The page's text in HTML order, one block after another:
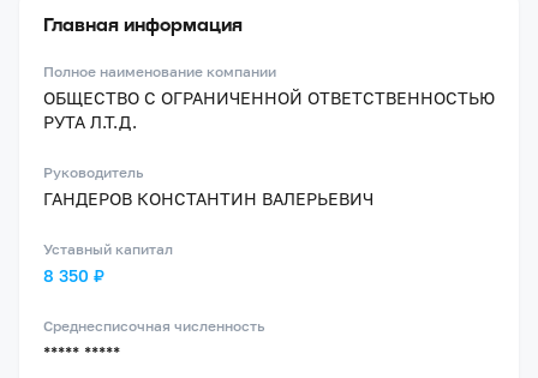
Главная информация
Полное наименование компании
ОБЩЕСТВО С ОГРАНИЧЕННОЙ ОТВЕТСТВЕННОСТЬЮ
РУТА Л.Т.Д.
Руководитель
ГАНДЕРОВ КОНСТАНТИН ВАЛЕРЬЕВИЧ
Уставный капитал
8 350 ₽
Среднесписочная численность
***** *****